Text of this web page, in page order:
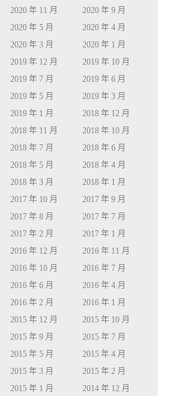
2020 年 11 月
2020 年 9 月
2020 年 5 月
2020 年 4 月
2020 年 3 月
2020 年 1 月
2019 年 12 月
2019 年 10 月
2019 年 7 月
2019 年 6 月
2019 年 5 月
2019 年 3 月
2019 年 1 月
2018 年 12 月
2018 年 11 月
2018 年 10 月
2018 年 7 月
2018 年 6 月
2018 年 5 月
2018 年 4 月
2018 年 3 月
2018 年 1 月
2017 年 10 月
2017 年 9 月
2017 年 8 月
2017 年 7 月
2017 年 2 月
2017 年 1 月
2016 年 12 月
2016 年 11 月
2016 年 10 月
2016 年 7 月
2016 年 6 月
2016 年 4 月
2016 年 2 月
2016 年 1 月
2015 年 12 月
2015 年 10 月
2015 年 9 月
2015 年 7 月
2015 年 5 月
2015 年 4 月
2015 年 3 月
2015 年 2 月
2015 年 1 月
2014 年 12 月